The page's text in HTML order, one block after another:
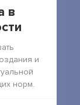
в
и
норм.